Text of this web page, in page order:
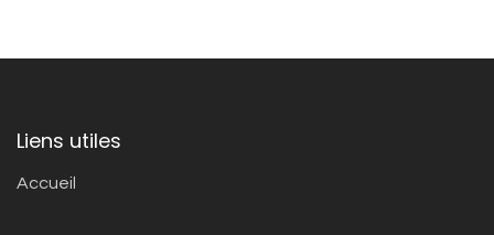
Liens utiles
Accueil